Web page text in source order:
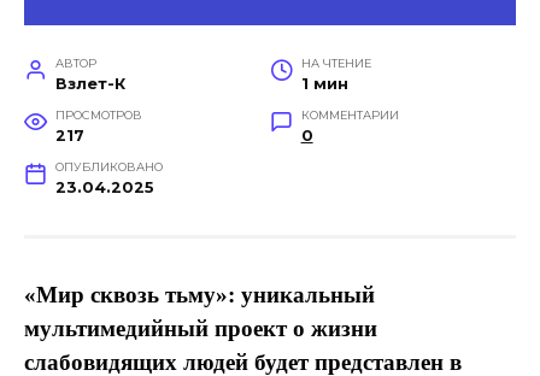
АВТОР
Взлет-К
НА ЧТЕНИЕ
1 мин
ПРОСМОТРОВ
217
КОММЕНТАРИИ
0
ОПУБЛИКОВАНО
23.04.2025
«Мир сквозь тьму»: уникальный
мультимедийный проект о жизни
слабовидящих людей будет представлен в